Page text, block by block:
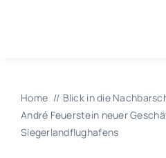
Home
Blick in die
André Feuerstein neuer
Siegerlandflughafens